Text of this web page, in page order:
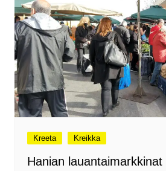
Kreeta Kreikka
Hanian lauantaimarkkinat